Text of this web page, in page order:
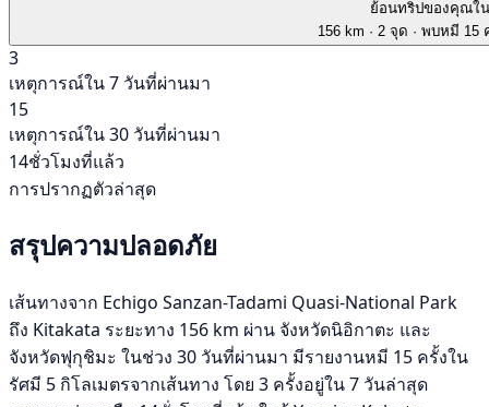
ย้อนทริปของคุณใ
156 km · 2 จุด · พบหมี 15
3
เหตุการณ์ใน 7 วันที่ผ่านมา
15
เหตุการณ์ใน 30 วันที่ผ่านมา
14ชั่วโมงที่แล้ว
การปรากฏตัวล่าสุด
สรุปความปลอดภัย
เส้นทางจาก Echigo Sanzan-Tadami Quasi-National Park
ถึง Kitakata ระยะทาง 156 km ผ่าน จังหวัดนิอิกาตะ และ
จังหวัดฟุกุชิมะ ในช่วง 30 วันที่ผ่านมา มีรายงานหมี 15 ครั้งใน
รัศมี 5 กิโลเมตรจากเส้นทาง โดย 3 ครั้งอยู่ใน 7 วันล่าสุด